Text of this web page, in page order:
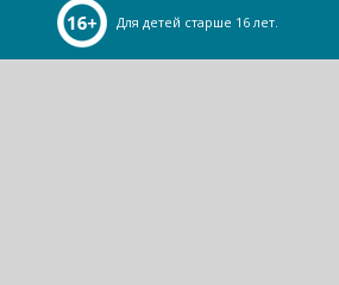
Для детей старше 16 лет.